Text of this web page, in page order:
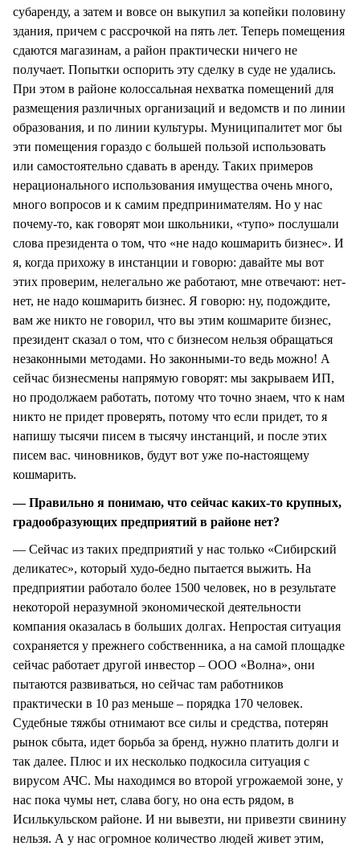
субаренду, а затем и вовсе он выкупил за копейки половину
здания, причем с рассрочкой на пять лет. Теперь помещения
сдаются магазинам, а район практически ничего не
получает. Попытки оспорить эту сделку в суде не удались.
При этом в районе колоссальная нехватка помещений для
размещения различных организаций и ведомств и по линии
образования, и по линии культуры. Муниципалитет мог бы
эти помещения гораздо с большей пользой использовать
или самостоятельно сдавать в аренду. Таких примеров
нерационального использования имущества очень много,
много вопросов и к самим предпринимателям. Но у нас
почему-то, как говорят мои школьники, «тупо» послушали
слова президента о том, что «не надо кошмарить бизнес». И
я, когда прихожу в инстанции и говорю: давайте мы вот
этих проверим, нелегально же работают, мне отвечают: нет-
нет, не надо кошмарить бизнес. Я говорю: ну, подождите,
вам же никто не говорил, что вы этим кошмарите бизнес,
президент сказал о том, что с бизнесом нельзя обращаться
незаконными методами. Но законными-то ведь можно! А
сейчас бизнесмены напрямую говорят: мы закрываем ИП,
но продолжаем работать, потому что точно знаем, что к нам
никто не придет проверять, потому что если придет, то я
напишу тысячи писем в тысячу инстанций, и после этих
писем вас. чиновников, будут вот уже по-настоящему
кошмарить.
— Правильно я понимаю, что сейчас каких-то крупных,
градообразующих предприятий в районе нет?
— Сейчас из таких предприятий у нас только «Сибирский
деликатес», который худо-бедно пытается выжить. На
предприятии работало более 1500 человек, но в результате
некоторой неразумной экономической деятельности
компания оказалась в больших долгах. Непростая ситуация
сохраняется у прежнего собственника, а на самой площадке
сейчас работает другой инвестор – ООО «Волна», они
пытаются развиваться, но сейчас там работников
практически в 10 раз меньше – порядка 170 человек.
Судебные тяжбы отнимают все силы и средства, потерян
рынок сбыта, идет борьба за бренд, нужно платить долги и
так далее. Плюс и их несколько подкосила ситуация с
вирусом АЧС. Мы находимся во второй угрожаемой зоне, у
нас пока чумы нет, слава богу, но она есть рядом, в
Исилькульском районе. И ни вывезти, ни привезти свинину
нельзя. А у нас огромное количество людей живет этим,